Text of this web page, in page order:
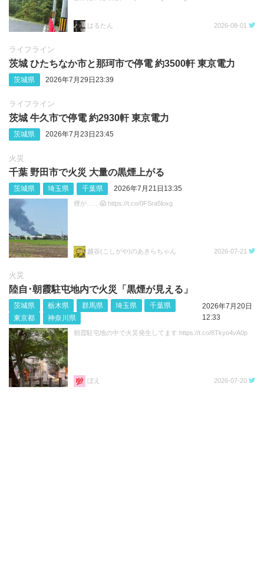
はるたん 2026-08-01
ライフライン
茨城 ひたちなか市と那珂市で停電 約3500軒 東京電力
茨城県 2026年7月29日23:39
ライフライン
茨城 牛久市で停電 約2930軒 東京電力
茨城県 2026年7月23日23:45
火災
千葉 野田市で火災 大量の黒煙上がる
茨城県 埼玉県 千葉県 2026年7月21日13:35
煙が……😱 https://t.co/0FSra5loxg
越谷(こしがや)のあきらちゃん 2026-07-21
火災
陸自･朝霞駐屯地内で火災「黒煙が見える」
茨城県 栃木県 群馬県 埼玉県
千葉県
東京都
神奈川県
2026年7月20日
12:33
朝霞駐屯地の中で火災発生してます https://t.co/8Tkyo4vA0p
ぼえ 2026-07-20